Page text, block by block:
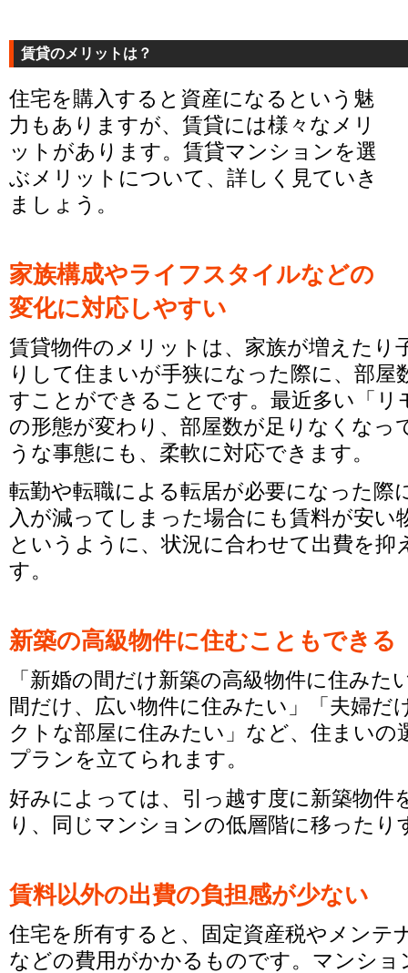
賃貸のメリットは？
住宅を購入すると資産になるという魅
力もありますが、賃貸には様々なメリ
ットがあります。賃貸マンションを選
ぶメリットについて、詳しく見ていき
ましょう。
家族構成やライフスタイルなどの
変化に対応しやすい
賃貸物件のメリットは、家族が増えたり
りして住まいが手狭になった際に、部屋
すことができることです。最近多い「リ
の形態が変わり、部屋数が足りなくなっ
うな事態にも、柔軟に対応できます。
転勤や転職による転居が必要になった際
入が減ってしまった場合にも賃料が安い
というように、状況に合わせて出費を抑
す。
新築の高級物件に住むこともできる
「新婚の間だけ新築の高級物件に住みた
間だけ、広い物件に住みたい」「夫婦だ
クトな部屋に住みたい」など、住まいの
プランを立てられます。
好みによっては、引っ越す度に新築物件
り、同じマンションの低層階に移った
賃料以外の出費の負担感が少ない
住宅を所有すると、固定資産税やメンテ
などの費用がかかるものです。マンショ